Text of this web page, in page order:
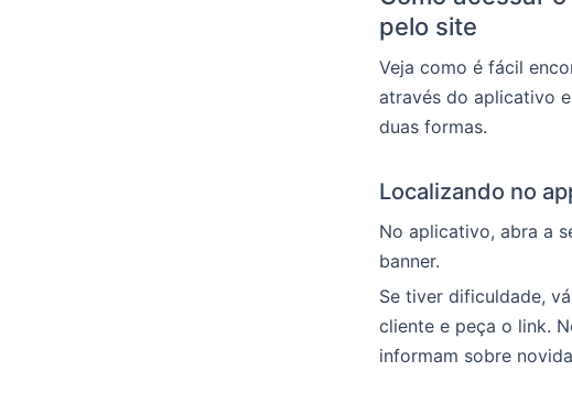
pelo site
Veja como é fácil
através do aplicativo
duas formas.
Localizando no
No aplicativo, abra a
banner.
Se tiver dificuldade,
cliente e peça o link.
informam sobre